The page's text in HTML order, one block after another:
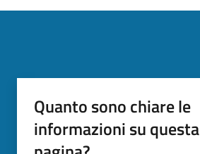
Quanto sono chiare le
informazioni su questa